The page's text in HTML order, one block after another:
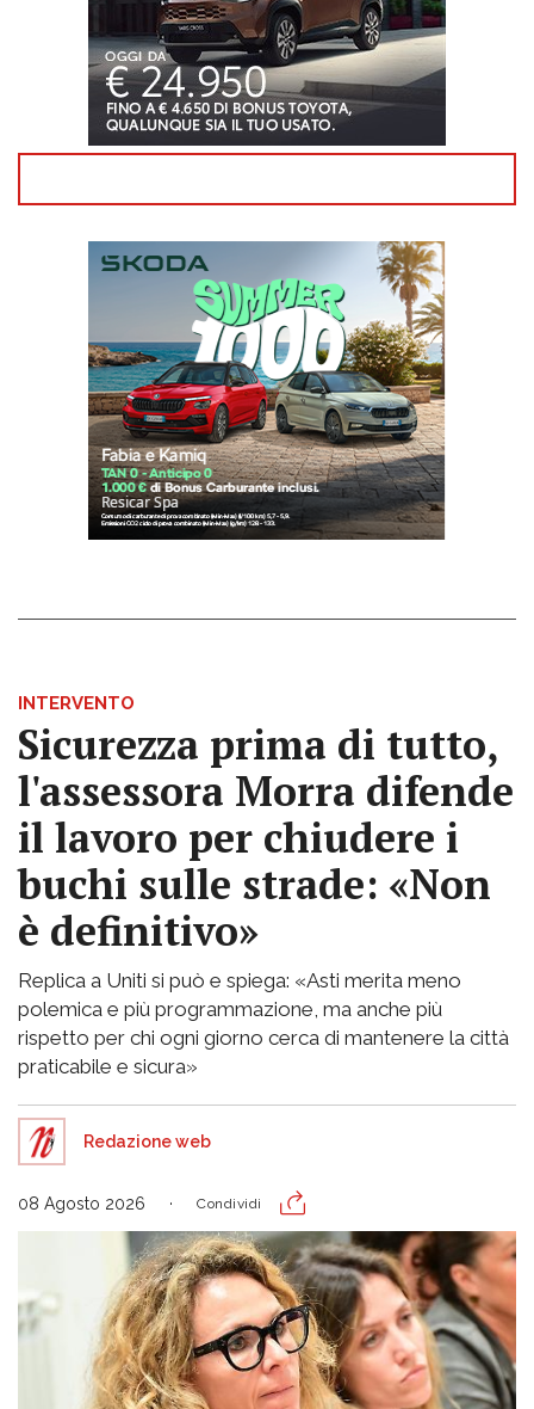
INTERVENTO
Sicurezza prima di tutto,
l'assessora Morra difende
il lavoro per chiudere i
buchi sulle strade: «Non
è definitivo»
Replica a Uniti si può e spiega: «Asti merita meno
polemica e più programmazione, ma anche più
rispetto per chi ogni giorno cerca di mantenere la città
praticabile e sicura»
Redazione web
08 Agosto 2026 Condividi